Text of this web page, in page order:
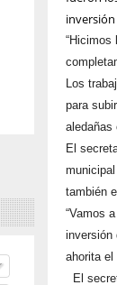
“Hicimos
Los
para
aledañas
El
también
“Vamos
inversión
ahorita el
El